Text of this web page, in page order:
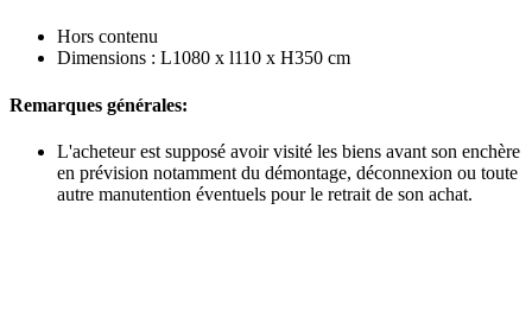
Hors contenu
Dimensions : L1080 x l110 x H350 cm
Remarques générales:
L'acheteur est supposé avoir visité les biens avant son enchère
en prévision notamment du démontage, déconnexion ou toute
autre manutention éventuels pour le retrait de son achat.